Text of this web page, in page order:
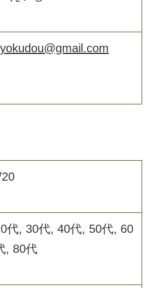
代, 30代, 40代, 50代, 60
, 80代